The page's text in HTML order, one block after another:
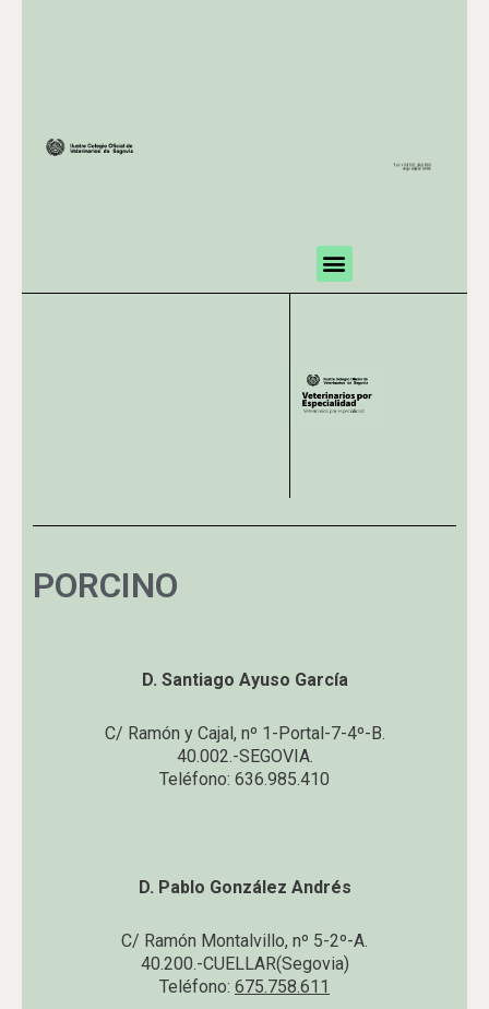
Tel.: +34 921 463 855
segovia@colvet.es
PORCINO
D. Santiago Ayuso García
C/ Ramón y Cajal, nº 1-Portal-7-4º-B.
40.002.-SEGOVIA.
Teléfono: 636.985.410
D. Pablo González Andrés
C/ Ramón Montalvillo, nº 5-2º-A.
40.200.-CUELLAR(Segovia)
Teléfono: 675.758.611